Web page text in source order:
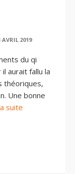
AVRIL 2019
du qi
aurait fallu la
théoriques,
Une bonne
suite